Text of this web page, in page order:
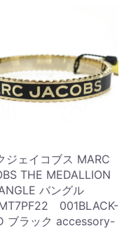
ジェイコブス MARC
THE MEDALLION
バングル
001BLACK-
ブラック accessory-